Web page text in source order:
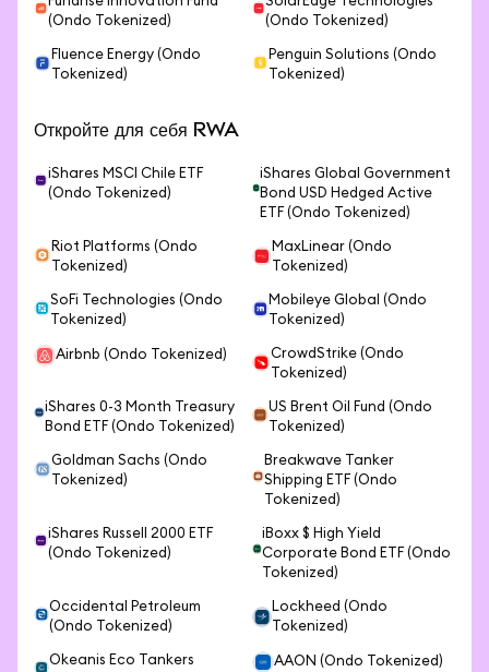
(Ondo Tokenized)
(Ondo Tokenized)
Fluence Energy (Ondo
Tokenized)
Penguin Solutions (Ondo
Tokenized)
Откройте для себя RWA
iShares MSCI Chile ETF
(Ondo Tokenized)
iShares Global Government
Bond USD Hedged Active
ETF (Ondo Tokenized)
Riot Platforms (Ondo
Tokenized)
MaxLinear (Ondo
Tokenized)
SoFi Technologies (Ondo
Tokenized)
Mobileye Global (Ondo
Tokenized)
Airbnb (Ondo Tokenized)
CrowdStrike (Ondo
Tokenized)
iShares 0-3 Month Treasury
Bond ETF (Ondo Tokenized)
US Brent Oil Fund (Ondo
Tokenized)
Goldman Sachs (Ondo
Tokenized)
Breakwave Tanker
Shipping ETF (Ondo
Tokenized)
iShares Russell 2000 ETF
(Ondo Tokenized)
iBoxx $ High Yield
Corporate Bond ETF (Ondo
Tokenized)
Occidental Petroleum
(Ondo Tokenized)
Lockheed (Ondo
Tokenized)
Okeanis Eco Tankers
AAON (Ondo Tokenized)